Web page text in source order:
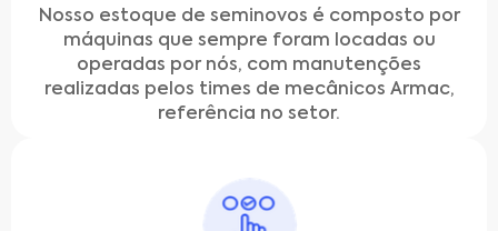
Nosso estoque de seminovos é composto por
máquinas que sempre foram locadas ou
operadas por nós, com manutenções
realizadas pelos times de mecânicos Armac,
referência no setor.